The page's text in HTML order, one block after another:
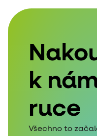
k
ruce
Všechno to